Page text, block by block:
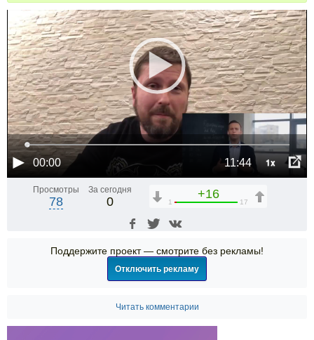
00:00 11:44 1x
Просмотры
78
За сегодня
0
+16
1 17
Поддержите проект — смотрите без рекламы!
Отключить рекламу
Читать комментарии